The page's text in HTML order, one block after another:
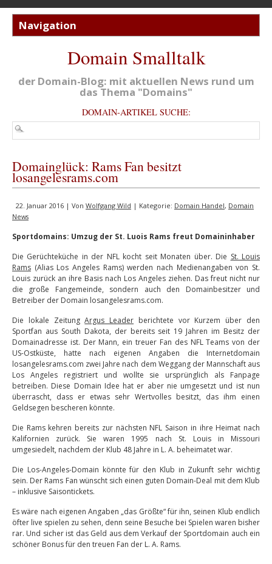
Domain Smalltalk
der Domain-Blog: mit aktuellen News rund um
das Thema "Domains"
DOMAIN-ARTIKEL SUCHE:
Domainglück: Rams Fan besitzt
losangelesrams.com
22. Januar 2016 | Von Wolfgang Wild | Kategorie: Domain Handel, Domain
News
Sportdomains: Umzug der St. Luois Rams freut Domaininhaber
Die Gerüchteküche in der NFL kocht seit Monaten über. Die St. Louis
Rams (Alias Los Angeles Rams) werden nach Medienangaben von St.
Louis zurück an ihre Basis nach Los Angeles ziehen. Das freut nicht nur
die große Fangemeinde, sondern auch den Domainbesitzer und
Betreiber der Domain losangelesrams.com.
Die lokale ZeitungArgus Leader berichtete vor Kurzem über den
Sportfan aus South Dakota, der bereits seit 19 Jahren im Besitz der
Domainadresse ist. Der Mann, ein treuer Fan des NFL Teams von der
US-Ostküste, hatte nach eigenen Angaben die Internetdomain
losangelesrams.com zwei Jahre nach dem Weggang der Mannschaft aus
Los Angeles registriert und wollte sie ursprünglich als Fanpage
betreiben. Diese Domain Idee hat er aber nie umgesetzt und ist nun
überrascht, dass er etwas sehr Wertvolles besitzt, das ihm einen
Geldsegen bescheren könnte.
Die Rams kehren bereits zur nächsten NFL Saison in ihre Heimat nach
Kalifornien zurück. Sie waren 1995 nach St. Louis in Missouri
umgesiedelt, nachdem der Klub 48 Jahre in L. A. beheimatet war.
Die Los-Angeles-Domain könnte für den Klub in Zukunft sehr wichtig
sein. Der Rams Fan wünscht sich einen guten Domain-Deal mit dem Klub
– inklusive Saisontickets.
Es wäre nach eigenen Angaben „das Größte“ für ihn, seinen Klub endlich
öfter live spielen zu sehen, denn seine Besuche bei Spielen waren bisher
rar. Und sicher ist das Geld aus dem Verkauf der Sportdomain auch ein
schöner Bonus für den treuen Fan der L. A. Rams.